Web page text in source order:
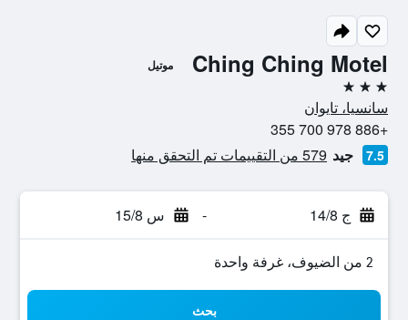
Ching Ching Motel موتيل
3 نجوم
سانسيا، تايوان
+886 978 700 355
7.5 جيد 579 من التقييمات تم التحقق منها
ج 14/8 - س 15/8
2 من الضيوف، غرفة واحدة
بحث